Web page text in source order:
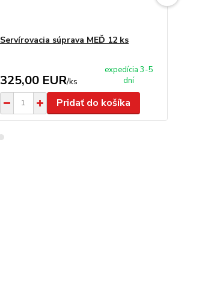
Servírovacia súprava MEĎ 12 ks
325,00 EUR/ks
expedícia 3-5
dní
Pridať do košíka